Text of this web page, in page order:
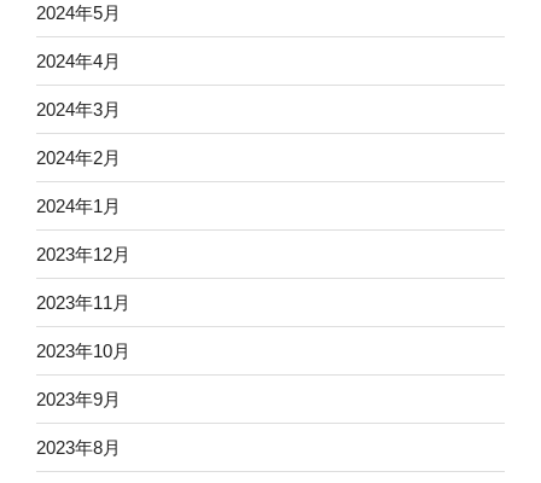
2024年5月
2024年4月
2024年3月
2024年2月
2024年1月
2023年12月
2023年11月
2023年10月
2023年9月
2023年8月